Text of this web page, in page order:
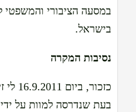
במסעה הציבורי והמשפטי
בישראל.
נסיבות המקרה
בעת שנדרסה למוות על